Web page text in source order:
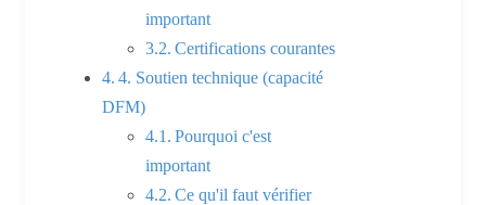
important
Certifications courantes
4. Soutien technique (capacité
DFM)
Pourquoi c'est
important
Ce qu'il faut vérifier